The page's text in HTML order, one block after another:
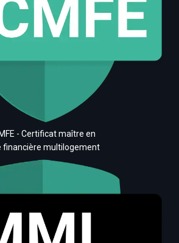
- Certificat maître en
financière multilogement